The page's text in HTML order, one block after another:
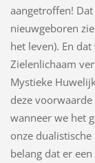
aangetroffen!
nieuwgeboren
het leven). En
Zielenlichaam
Mystieke
deze
wanneer we het
onze
belang dat er